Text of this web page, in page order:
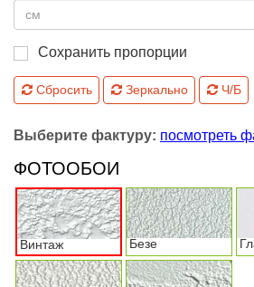
Сохранить пропорции
Сбросить Зеркально Ч/Б
Выберите фактуру: посмотреть
ФОТООБОИ
Винтаж Безе